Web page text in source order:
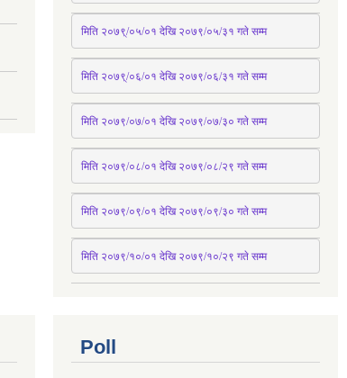
मिति २०७९्/०५/०१ देखि २०७९/०५/३१ गते सम्म
मिति २०७९्/०६/०१ देखि २०७९/०६/३१ गते सम्म
मिति २०७९/०७/०१ देखि २०७९/०७/३० गते सम्म
मिति २०७९/०८/०१ देखि २०७९/०८/२९ गते सम्म
मिति २०७९/०९/०१ देखि २०७९/०९/३० गते सम्म
मिति २०७९/१०/०१ देखि २०७९/१०/२९ गते सम्म
Poll